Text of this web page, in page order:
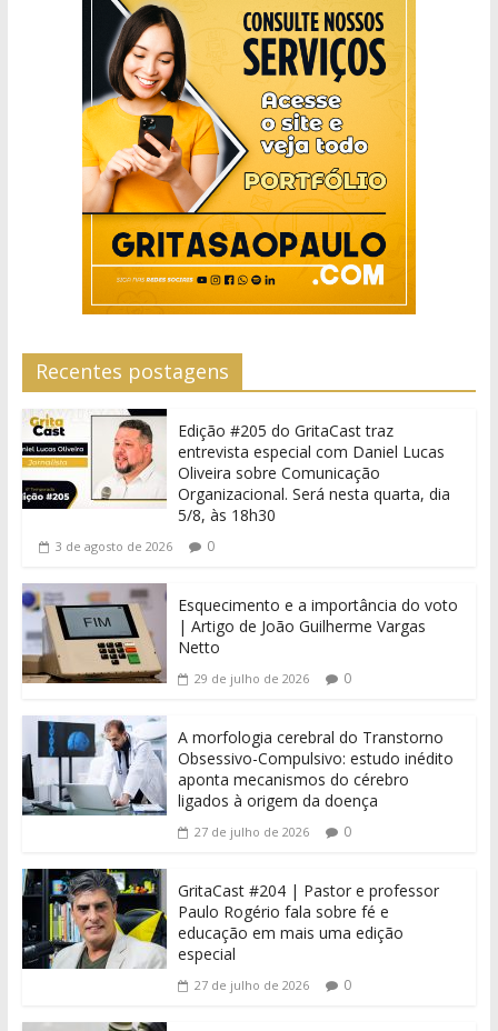
Recentes postagens
Edição #205 do GritaCast traz
entrevista especial com Daniel Lucas
Oliveira sobre Comunicação
Organizacional. Será nesta quarta, dia
5/8, às 18h30
3 de agosto de 2026 0
Esquecimento e a importância do voto
| Artigo de João Guilherme Vargas
Netto
29 de julho de 2026 0
A morfologia cerebral do Transtorno
Obsessivo-Compulsivo: estudo inédito
aponta mecanismos do cérebro
ligados à origem da doença
27 de julho de 2026 0
GritaCast #204 | Pastor e professor
Paulo Rogério fala sobre fé e
educação em mais uma edição
especial
27 de julho de 2026 0